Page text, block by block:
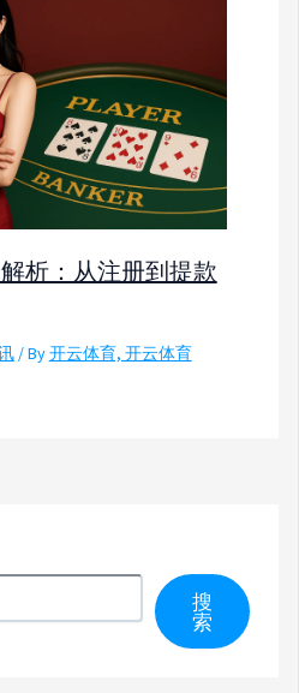
析：从注册到提款
/ By开云体育, 开云体育
搜
索